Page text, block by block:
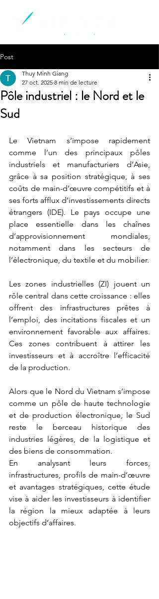
Post
Pôle industriel : le Nord et le
Sud
Thuy Minh Giang
27 oct. 2025 8 min de lecture
Le Vietnam s’impose rapidement
comme l’un des principaux pôles
industriels et manufacturiers d’Asie,
grâce à sa position stratégique, à ses
coûts de main-d’œuvre compétitifs et à
ses forts afflux d’investissements directs
étrangers (IDE). Le pays occupe une
place essentielle dans les chaînes
d’approvisionnement mondiales,
notamment dans les secteurs de
l’électronique, du textile et du mobilier.
Les zones industrielles (ZI) jouent un
rôle central dans cette croissance : elles
offrent des infrastructures prêtes à
l’emploi, des incitations fiscales et un
environnement favorable aux affaires.
Ces zones contribuent à attirer les
investisseurs et à accroître l’efficacité
de la production.
Alors que le Nord du Vietnam s’impose
comme un pôle de haute technologie
et de production électronique, le Sud
reste le berceau historique des
industries légères, de la logistique et
des biens de consommation.
En analysant leurs forces,
infrastructures, profils de main-d’œuvre
et avantages stratégiques, cette étude
vise à aider les investisseurs à identifier
la région la mieux adaptée à leurs
objectifs d’affaires.